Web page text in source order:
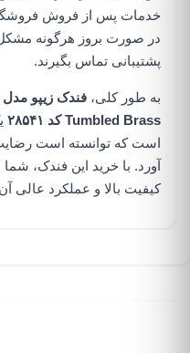
خدمات پس از فروش فروشگاه
در صورت بروز هرگونه مشکل
پشتیبانی تماس بگیرند.
به طور کلی،
Tumbled Brass کد ۲۸۵۴۱
است که توانسته است
آورد. با خرید این فندک، شما
کیفیت بالا و عملکرد عالی